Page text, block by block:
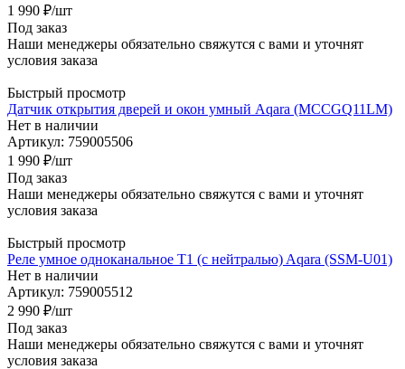
1 990 ₽/шт
Под заказ
Наши менеджеры обязательно свяжутся с вами и уточнят
условия заказа
Быстрый просмотр
Датчик открытия дверей и окон умный Aqara (MCCGQ11LM)
Нет в наличии
Артикул: 759005506
1 990 ₽/шт
Под заказ
Наши менеджеры обязательно свяжутся с вами и уточнят
условия заказа
Быстрый просмотр
Реле умное одноканальное T1 (с нейтралью) Aqara (SSM-U01)
Нет в наличии
Артикул: 759005512
2 990 ₽/шт
Под заказ
Наши менеджеры обязательно свяжутся с вами и уточнят
условия заказа